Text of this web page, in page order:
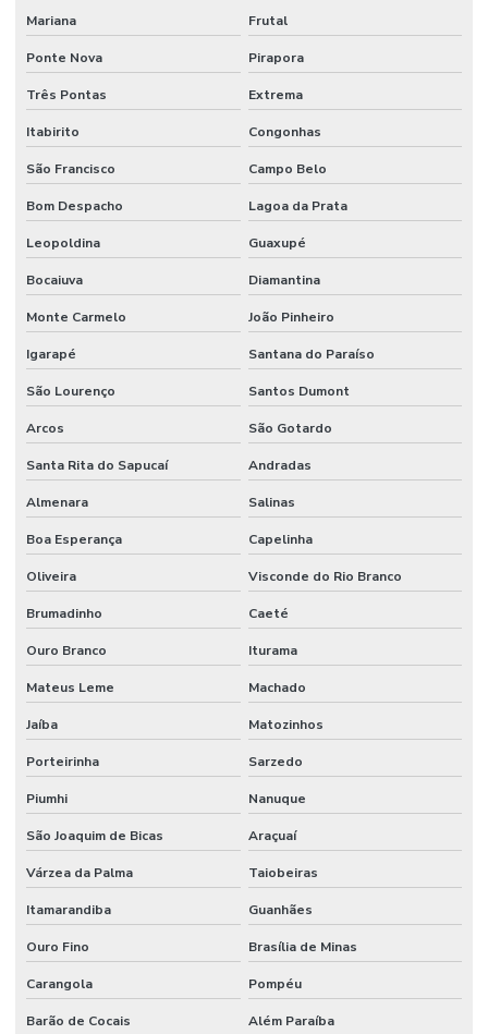
Mariana Frutal
Ponte Nova Pirapora
Três Pontas Extrema
Itabirito Congonhas
São Francisco Campo Belo
Bom Despacho Lagoa da Prata
Leopoldina Guaxupé
Bocaiuva Diamantina
Monte Carmelo João Pinheiro
Igarapé Santana do Paraíso
São Lourenço Santos Dumont
Arcos São Gotardo
Santa Rita do Sapucaí Andradas
Almenara Salinas
Boa Esperança Capelinha
Oliveira Visconde do Rio Branco
Brumadinho Caeté
Ouro Branco Iturama
Mateus Leme Machado
Jaíba Matozinhos
Porteirinha Sarzedo
Piumhi Nanuque
São Joaquim de Bicas Araçuaí
Várzea da Palma Taiobeiras
Itamarandiba Guanhães
Ouro Fino Brasília de Minas
Carangola Pompéu
Barão de Cocais Além Paraíba